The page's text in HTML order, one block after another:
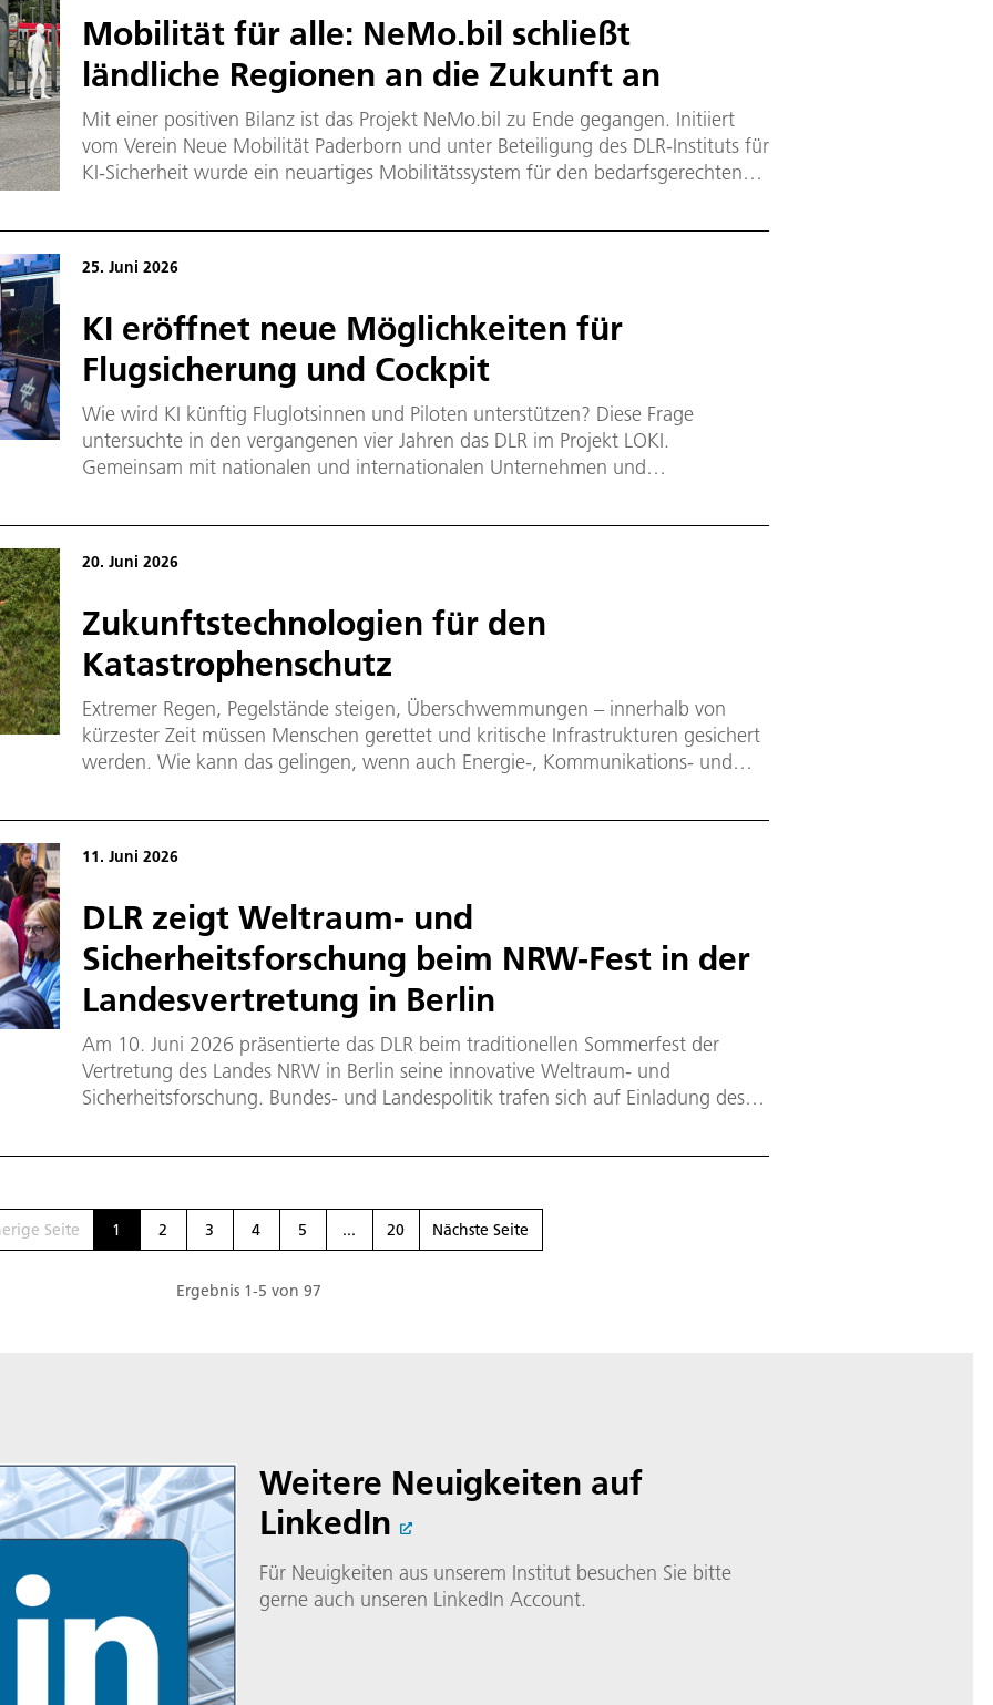
Mobilität für alle: NeMo.bil schließt
ländliche Regionen an die Zukunft an
Mit einer positiven Bilanz ist das Projekt NeMo.bil zu Ende gegangen. Initiiert
vom Verein Neue Mobilität Paderborn und unter Beteiligung des DLR-Instituts für
KI-Sicherheit wurde ein neuartiges Mobilitätssystem für den bedarfsgerechten
25. Juni 2026
KI eröffnet neue Möglichkeiten für
Flugsicherung und Cockpit
Wie wird KI künftig Fluglotsinnen und Piloten unterstützen? Diese Frage
untersuchte in den vergangenen vier Jahren das DLR im Projekt LOKI.
Gemeinsam mit nationalen und internationalen Unternehmen und
relevante Empfehlungen für die Einführung von KI in die Luftfahrt entwickelt.
20. Juni 2026
Zukunftstechnologien für den
Katastrophenschutz
Extremer Regen, Pegelstände steigen, Überschwemmungen – innerhalb von
kürzester Zeit müssen Menschen gerettet und kritische Infrastrukturen gesichert
werden. Wie kann das gelingen, wenn auch Energie-, Kommunikations- und
Einsatzkräfte und stellt Lageinformationen bereit? 16 DLR-Institute haben jetzt
verbessern können.
11. Juni 2026
DLR zeigt Weltraum- und
Sicherheitsforschung beim NRW-Fest in der
Landesvertretung in Berlin
Am 10. Juni 2026 präsentierte das DLR beim traditionellen Sommerfest der
Vertretung des Landes NRW in Berlin seine innovative Weltraum- und
Sicherheitsforschung. Bundes- und Landespolitik trafen sich auf Einladung des
den Räumen der Landesvertretung in Berlin.
Seite 1 2 3 4 5 ... 20 Nächste Seite
Ergebnis 1-5 von 97
Weitere Neuigkeiten auf
LinkedIn
Für Neuigkeiten aus unserem Institut besuchen Sie bitte
gerne auch unseren LinkedIn Account.